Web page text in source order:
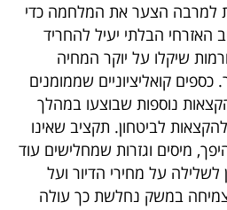
למרבה הצער את המלחמה כדי
הבלתי יעיל להחריד
שיקלו על יוקר המחיה
כספים קואליציוניים שממומנים
נוספות שבוצעו במהלך
לביטחון. תקציב שאינו
מיסים וגזרות שמחלישים עוד
על מחירי הדיור ועל
במשק נחלשת כך עולה